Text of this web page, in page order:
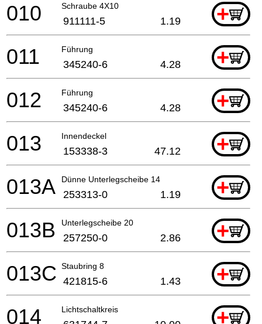
Schraube 4X10 +
010 911111-5 1.19
Führung +
011 345240-6 4.28
Führung +
012 345240-6 4.28
Innendeckel +
013 153338-3 47.12
Dünne Unterlegscheibe 14 +
013A 253313-0 1.19
Unterlegscheibe 20 +
013B 257250-0 2.86
Staubring 8 +
013C 421815-6 1.43
Lichtschaltkreis +
014